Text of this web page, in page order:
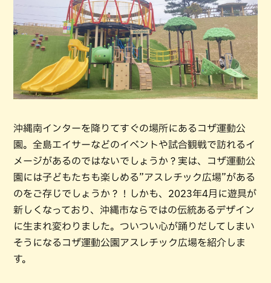
沖縄南インターを降りてすぐの場所にあるコザ運動公
園。全島エイサーなどのイベントや試合観戦で訪れるイ
メージがあるのではないでしょうか？実は、コザ運動公
園には子どもたちも楽しめる”アスレチック広場”がある
のをご存じでしょうか？！しかも、2023年4月に遊具が
新しくなっており、沖縄市ならではの伝統あるデザイン
に生まれ変わりました。ついつい心が踊りだしてしまい
そうになるコザ運動公園アスレチック広場を紹介しま
す。